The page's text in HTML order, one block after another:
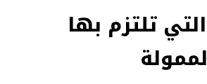
تلتزم بها